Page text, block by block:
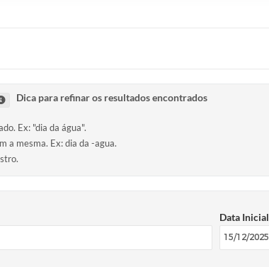
Dica para refinar os resultados encontrados
Ex: "dia da água".
a mesma. Ex: dia da -agua.
Data Inicial